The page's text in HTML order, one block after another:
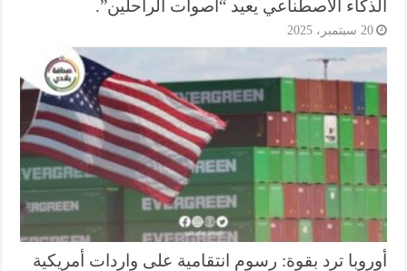
الاصطناعي يعيد “أصوات الراحلين”.
ترد بقوة: رسوم انتقامية على واردات أمريكية